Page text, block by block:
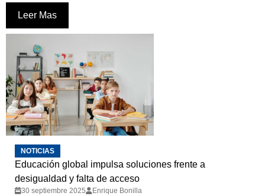
Leer Mas
NOTICIAS
Educación global impulsa soluciones frente a
desigualdad y falta de acceso
30 septiembre 2025 Enrique Bonilla